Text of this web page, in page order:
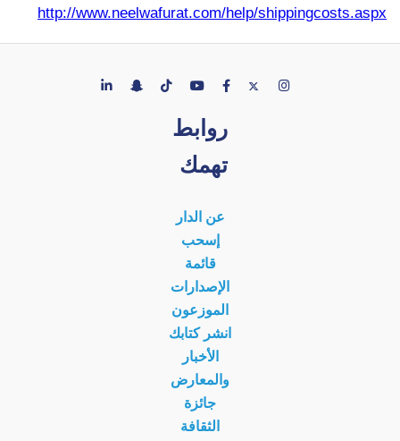
http://www.neelwafurat.com/help/shippingcosts.aspx
روابط
تهمك
عن الدار
إسحب
قائمة
الإصدارات
الموزعون
انشر كتابك
الأخبار
والمعارض
جائزة
الثقافة